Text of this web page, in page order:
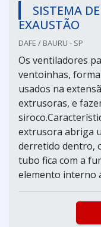
SISTEMA
EXAUSTÃO
DAFE / BAURU - SP
Os ventiladores
ventoinhas,
usados na
extrusoras, e
extrusora abriga
derretido dentro,
tubo fica com a
elemento interno